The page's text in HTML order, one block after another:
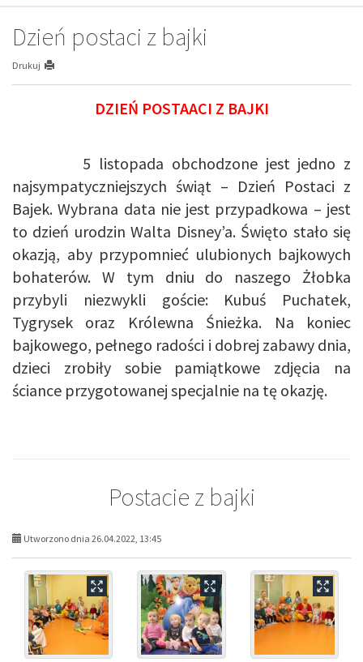
Dzień postaci z bajki
Drukuj
DZIEŃ POSTAACI Z BAJKI
5 listopada obchodzone jest jedno z
najsympatyczniejszych świąt – Dzień Postaci z
Bajek. Wybrana data nie jest przypadkowa – jest
to dzień urodzin Walta Disney’a. Święto stało się
okazją, aby przypomnieć ulubionych bajkowych
bohaterów. W tym dniu do naszego Żłobka
przybyli niezwykli goście: Kubuś Puchatek,
Tygrysek oraz Królewna Śnieżka. Na koniec
bajkowego, pełnego radości i dobrej zabawy dnia,
dzieci zrobiły sobie pamiątkowe zdjęcia na
ściance przygotowanej specjalnie na tę okazję.
Postacie z bajki
Utworzono dnia 26.04.2022, 13:45